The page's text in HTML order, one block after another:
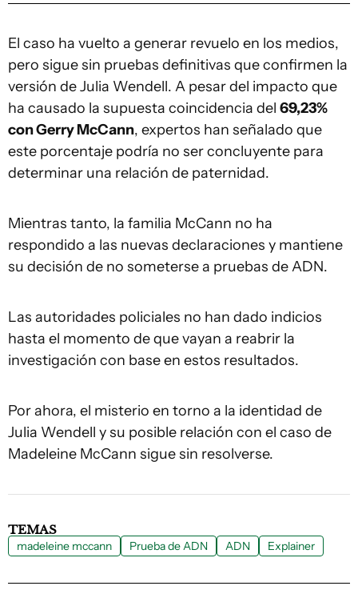
El caso ha vuelto a generar revuelo en los medios,
pero sigue sin pruebas definitivas que confirmen la
versión de Julia Wendell. A pesar del impacto que
ha causado la supuesta coincidencia del 69,23%
con Gerry McCann, expertos han señalado que
este porcentaje podría no ser concluyente para
determinar una relación de paternidad.
Mientras tanto, la familia McCann no ha
respondido a las nuevas declaraciones y mantiene
su decisión de no someterse a pruebas de ADN.
Las autoridades policiales no han dado indicios
hasta el momento de que vayan a reabrir la
investigación con base en estos resultados.
Por ahora, el misterio en torno a la identidad de
Julia Wendell y su posible relación con el caso de
Madeleine McCann sigue sin resolverse.
TEMAS
madeleine mccann Prueba de ADN ADN Explainer